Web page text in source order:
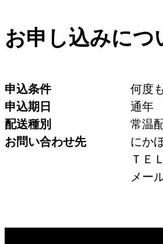
お申し込みにつ
申込条件
何度
申込期日
通年
配送種別
常温
お問い合わせ先
にか
ＴＥ
メー